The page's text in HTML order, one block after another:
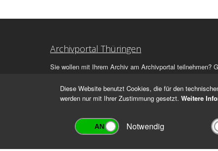
Archivportal Thüringen
Sie wollen mit Ihrem Archiv am Archivportal teilnehmen?
Diese Website benutzt Cookies, die für den
werden nur mit Ihrer Zustimmung gesetzt. Weitere
Notwendig